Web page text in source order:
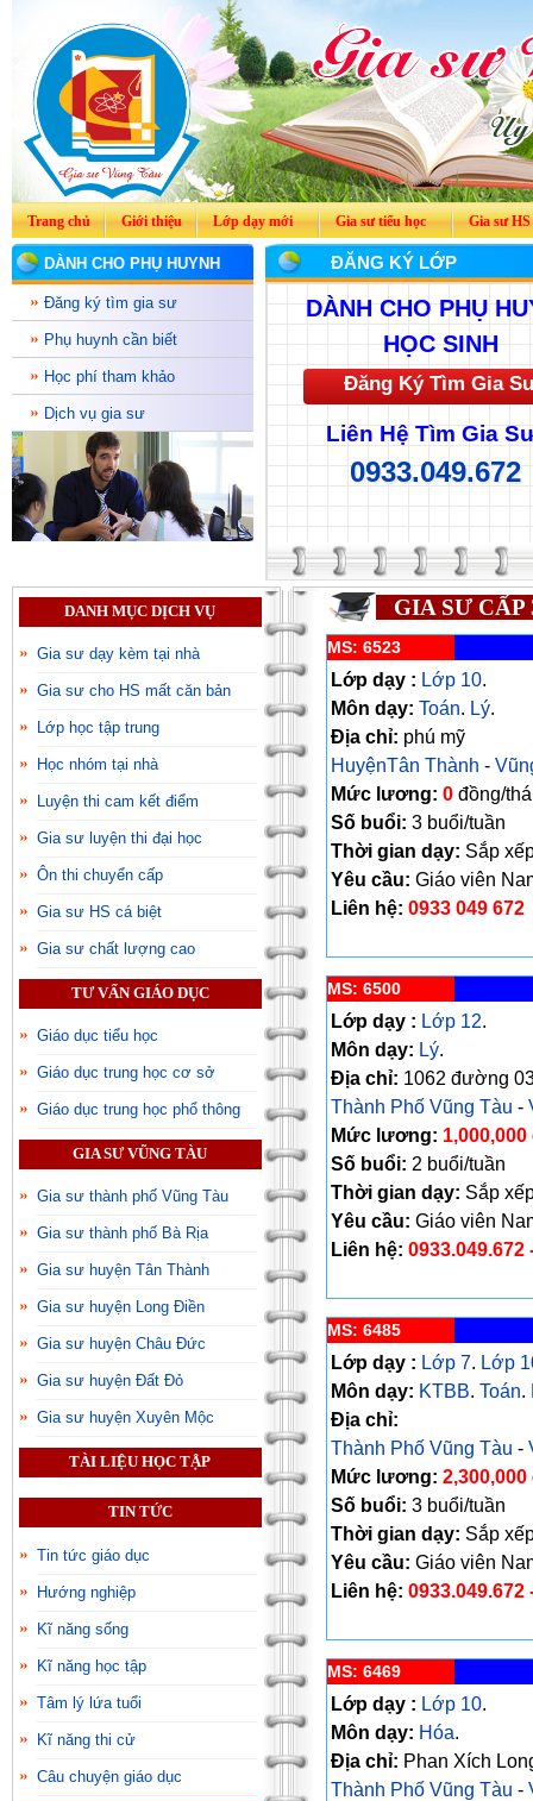
Trang chủ Giới thiệu Lớp dạy mới Gia sư tiểu học Gia sư HS
DÀNH CHO PHỤ HUYNH
Đăng ký tìm gia sư
Phụ huynh cần biết
Học phí tham khảo
Dịch vụ gia sư
ĐĂNG KÝ LỚP
DÀNH CHO PHỤ
HỌC SINH
Đăng Ký Tìm Gia
Liên Hệ Tìm Gia
0933.049.672
DANH MỤC DỊCH VỤ
Gia sư dạy kèm tại nhà
Gia sư cho HS mất căn bản
Lớp học tập trung
Học nhóm tại nhà
Luyện thi cam kết điểm
Gia sư luyện thi đại học
Ôn thi chuyển cấp
Gia sư HS cá biệt
Gia sư chất lượng cao
TƯ VẤN GIÁO DỤC
Giáo dục tiểu học
Giáo dục trung học cơ sở
Giáo dục trung học phổ thông
GIA SƯ VŨNG TÀU
Gia sư thành phố Vũng Tàu
Gia sư thành phố Bà Rịa
Gia sư huyện Tân Thành
Gia sư huyện Long Điền
Gia sư huyện Châu Đức
Gia sư huyện Đất Đỏ
Gia sư huyện Xuyên Mộc
TÀI LIỆU HỌC TẬP
TIN TỨC
Tin tức giáo dục
Hướng nghiệp
Kĩ năng sống
Kĩ năng học tập
Tâm lý lứa tuổi
Kĩ năng thi cử
Câu chuyện giáo dục
GIA SƯ
MS: 6523
Lớp dạy : Lớp 10.
Môn dạy: Toán. Lý.
Địa chỉ: phú mỹ
HuyệnTân Thành -
Mức lương: 0 đồng/
Số buổi: 3 buổi/tuần
Thời gian dạy: Sắp
Yêu cầu: Giáo viên
Liên hệ: 0933 049 672
MS: 6500
Lớp dạy : Lớp 12.
Môn dạy: Lý.
Địa chỉ: 1062 đường
Thành Phố Vũng Tàu -
Mức lương: 1,000,000
Số buổi: 2 buổi/tuần
Thời gian dạy: Sắp
Yêu cầu: Giáo viên
Liên hệ: 0933.049.672
MS: 6485
Lớp dạy : Lớp 7. Lớp
Môn dạy: KTBB. Toán.
Địa chỉ:
Thành Phố Vũng Tàu -
Mức lương: 2,300,000
Số buổi: 3 buổi/tuần
Thời gian dạy: Sắp
Yêu cầu: Giáo viên
Liên hệ: 0933.049.672
MS: 6469
Lớp dạy : Lớp 10.
Môn dạy: Hóa.
Địa chỉ: Phan Xích
Thành Phố Vũng Tàu -